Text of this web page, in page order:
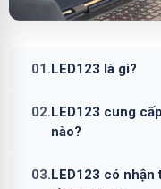
01.LED123 là gì?
02.LED123 cung
nào?
03.LED123 có